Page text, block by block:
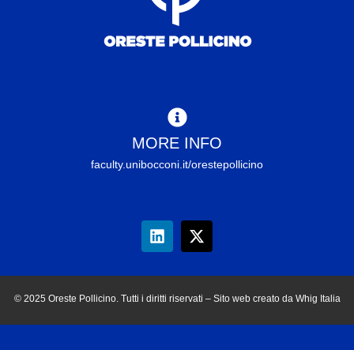
MORE INFO
faculty.unibocconi.it/orestepollicino
© 2025 Oreste Pollicino. Tutti i diritti riservati – Sito web creato da Whig Italia